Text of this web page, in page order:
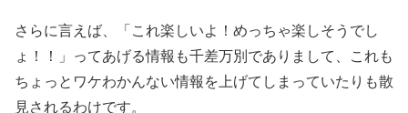
さらに言えば、「これ楽しいよ！めっちゃ楽しそうでし
ょ！！」ってあげる情報も千差万別でありまして、これも
ちょっとワケわかんない情報を上げてしまっていたりも散
見されるわけです。